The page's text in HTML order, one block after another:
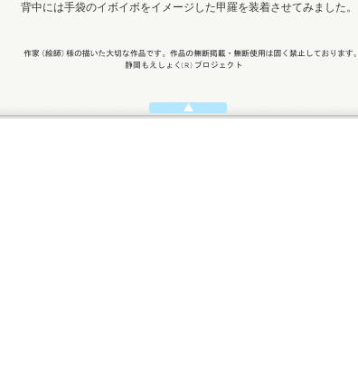
背中には手袋のイボイボをイメージした甲羅を装着させてみました。